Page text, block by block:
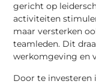
gericht op
activiteiten
maar versterken
teamleden. Dit
werkomgeving en
Door te